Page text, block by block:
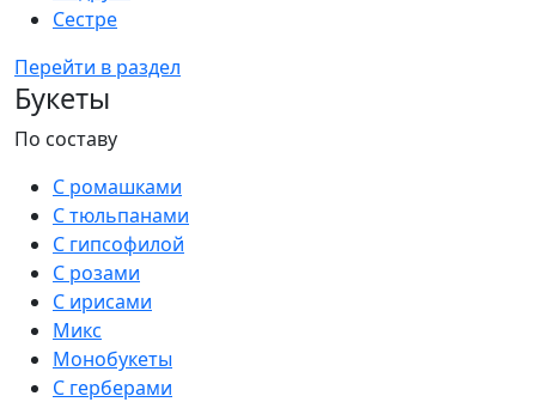
Сестре
Перейти в раздел
Букеты
По составу
С ромашками
С тюльпанами
С гипсофилой
С розами
С ирисами
Микс
Монобукеты
С герберами